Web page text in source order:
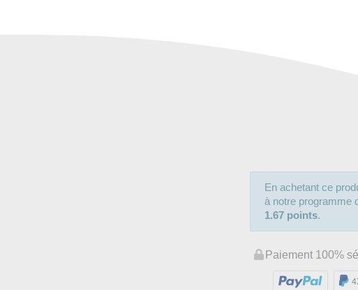
En achetant ce
à notre programme
1.67 points.
Paiement 100%